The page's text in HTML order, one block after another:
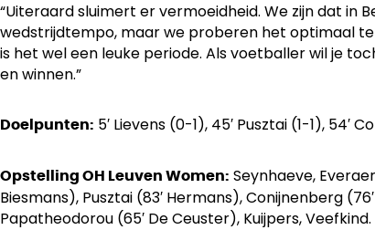
“Uiteraard sluimert er vermoeidheid. We zijn dat in
wedstrijdtempo, maar we proberen het optimaal
is het wel een leuke periode. Als voetballer wil je
en winnen.”
Doelpunten: 5′ Lievens (0-1), 45′ Pusztai (1-1), 54′
Opstelling OH Leuven Women: Seynhaeve,
Biesmans), Pusztai (83′ Hermans), Conijnenberg
Papatheodorou (65′ De Ceuster), Kuijpers, Veefkind.